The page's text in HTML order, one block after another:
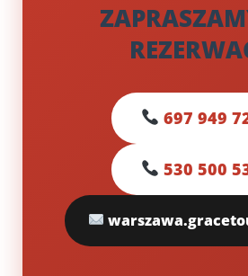
697 949
530 500